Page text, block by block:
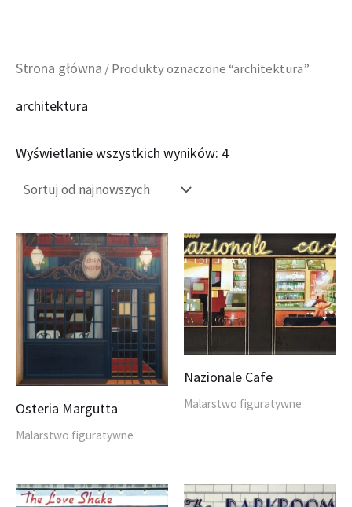
Przejdź
treści
Strona główna / Produkty oznaczone “architektura”
architektura
Wyświetlanie wszystkich wyników: 4
Posortowane
według
Osteria Margutta
Malarstwo figuratywne
Nazionale Cafe
Malarstwo figuratywne